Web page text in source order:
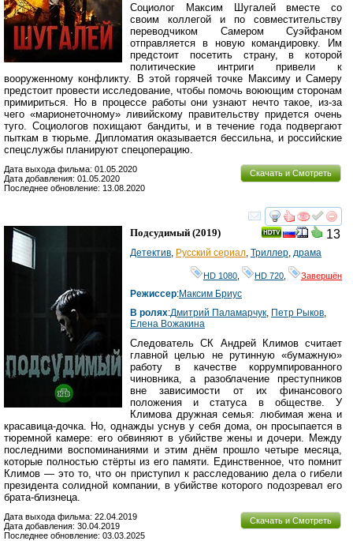
Социолог Максим Шугалей вместе со
своим коллегой и по совместительству
переводчиком Самером Суэйфаном
отправляется в новую командировку. Им
предстоит посетить страну, в которой
политические интриги привели к
вооруженному конфликту. В этой горячей точке Максиму и Самеру
предстоит провести исследование, чтобы помочь воюющим сторонам
примириться. Но в процессе работы они узнают нечто такое, из-за
чего «марионеточному» ливийскому правительству придется очень
туго. Социологов похищают бандиты, и в течение года подвергают
пыткам в тюрьме. Дипломатия оказывается бессильна, и российские
спецслужбы планируют спецоперацию.
Скачать и Смотреть
Дата выхода фильма: 01.05.2020
Дата добавления: 01.05.2020
Последнее обновление: 13.08.2020
смотреть
13
Подсудимый (2019)
Детектив Русский сериал Триллер драма
HD 1080 HD 720 Завершён
Режиссер:Максим Бриус
В ролях:Дмитрий Паламарчук Петр Рыков
Елена Вожакина
Следователь СК Андрей Климов считает
главной целью не рутинную «бумажную»
работу в качестве коррумпированного
чиновника, а разоблачение преступников
вне зависимости от их финансового
положения и статуса в обществе. У
Климова дружная семья: любимая жена и
красавица-дочка. Но, однажды уснув у себя дома, он просыпается в
тюремной камере: его обвиняют в убийстве жены и дочери. Между
последними воспоминаниями и этим днём прошло четыре месяца,
которые полностью стёрты из его памяти. Единственное, что помнит
Климов — это то, что он приступил к расследованию дела о гибели
президента солидной компании, в убийстве которого подозревал его
брата-близнеца.
Скачать и Смотреть
Дата выхода фильма: 22.04.2019
Дата добавления: 30.04.2019
Последнее обновление: 03.03.2025